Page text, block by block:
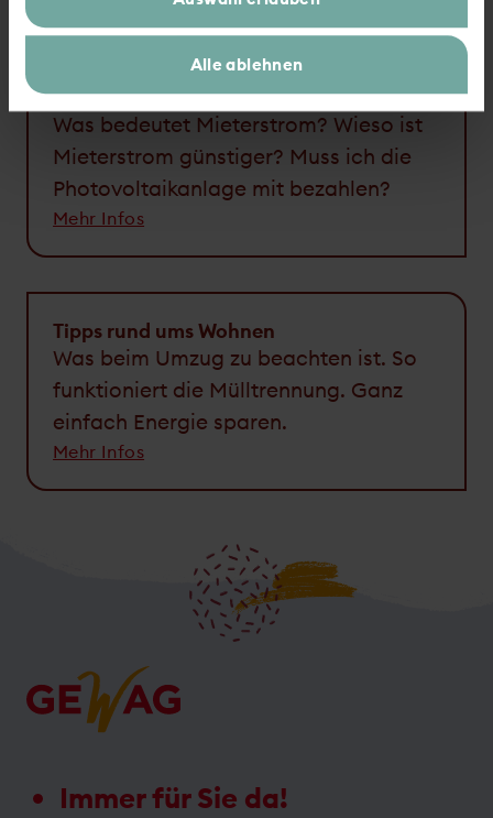
Alle ablehnen
Infos zum GEWAG-Mieterstrom
Was bedeutet Mieterstrom? Wieso ist
Mieterstrom günstiger? Muss ich die
Photovoltaikanlage mit bezahlen?
Mehr Infos
Tipps rund ums Wohnen
Was beim Umzug zu beachten ist. So
funktioniert die Mülltrennung. Ganz
einfach Energie sparen.
Mehr Infos
Immer für Sie da!